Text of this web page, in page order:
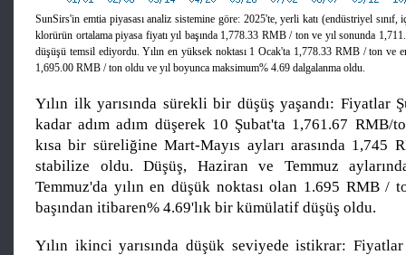
SunSirs'in emtia piyasası analiz sistemine göre: 2025'te, yerli katı (endüstriyel
klorürün ortalama piyasa fiyatı yıl başında 1,778.33 RMB / ton ve yıl sonunda
düşüşü temsil ediyordu. Yılın en yüksek noktası 1 Ocak'ta 1,778.33 RMB / ton ve
1,695.00 RMB / ton oldu ve yıl boyunca maksimum% 4.69 dalgalanma oldu.
Yılın ilk yarısında sürekli bir düşüş yaşandı: Fiyatlar
kadar adım adım düşerek 10 Şubat'ta 1,761.67 RMB/
kısa bir süreliğine Mart-Mayıs ayları arasında 1,745
stabilize oldu. Düşüş, Haziran ve Temmuz
Temmuz'da yılın en düşük noktası olan 1.695 RMB /
başından itibaren% 4.69'lık bir kümülatif düşüş oldu.
Yılın ikinci yarısında düşük seviyede istikrar: